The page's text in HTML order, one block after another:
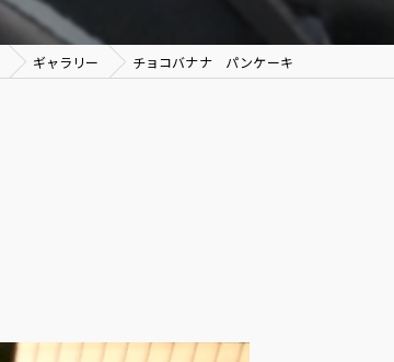
ギャラリー チョコバナナ パンケーキ